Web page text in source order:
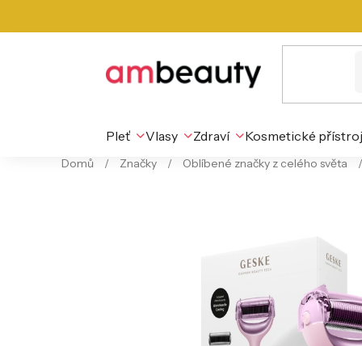
Pleť Vlasy Zdraví Kosmetické
Domů / Značky / Oblíbené značky z celého světa /